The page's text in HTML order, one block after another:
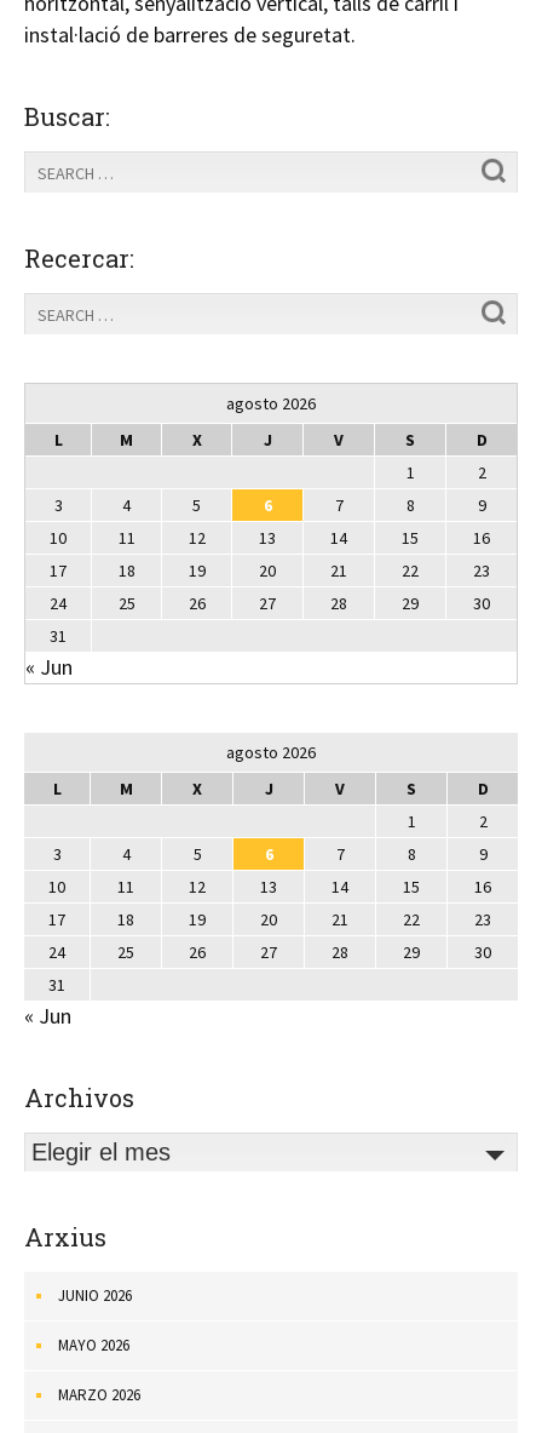
instal·lació de barreres de seguretat.
Buscar:
Recercar:
agosto 2026
L
M X J V S
D
1
2
3
4 5 6 7 8
9
10
11 12 13 14 15
16
17
18 19 20 21 22
23
24
25 26 27 28 29
30
31
« Jun
agosto 2026
L
M X J V S
D
1
2
3
4 5 6 7 8
9
10
11 12 13 14 15
16
17
18 19 20 21 22
23
24
25 26 27 28 29
30
31
« Jun
Archivos
Elegir el mes
Arxius
JUNIO 2026
MAYO 2026
MARZO 2026